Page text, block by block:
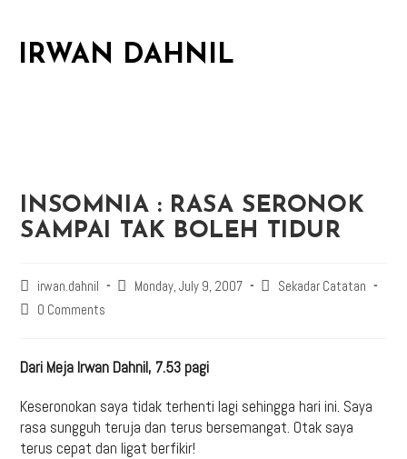
IRWAN DAHNIL
INSOMNIA : RASA SERONOK
SAMPAI TAK BOLEH TIDUR
irwan.dahnil Monday, July 9, 2007
Sekadar Catatan
0 Comments
Dari Meja Irwan Dahnil, 7.53 pagi
Keseronokan saya tidak terhenti lagi sehingga hari ini. Saya
rasa sungguh teruja dan terus bersemangat. Otak saya
terus cepat dan ligat berfikir!